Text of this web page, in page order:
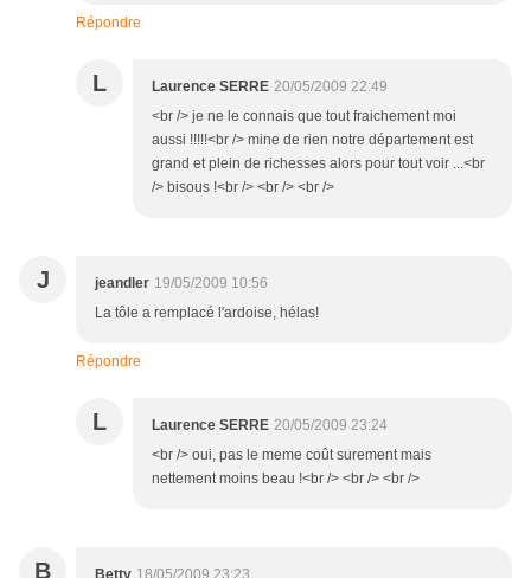
Répondre
L Laurence SERRE 20/05/2009 22:49
<br /> je ne le connais que tout fraichement moi
aussi !!!!!<br /> mine de rien notre département est
grand et plein de richesses alors pour tout voir ...<br
/> bisous !<br /> <br /> <br />
J jeandler 19/05/2009 10:56
La tôle a remplacé l'ardoise, hélas!
Répondre
L Laurence SERRE 20/05/2009 23:24
<br /> oui, pas le meme coût surement mais
nettement moins beau !<br /> <br /> <br />
B Betty 18/05/2009 23:23